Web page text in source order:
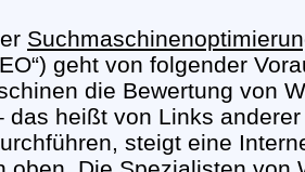
geht von folgender
die Bewertung von
das heißt von Links
steigt eine